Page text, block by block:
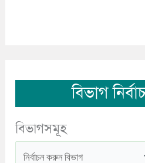
বিভাগ
বিভাগসমূহ